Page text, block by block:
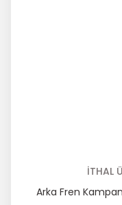
İTHAL
Arka Fren